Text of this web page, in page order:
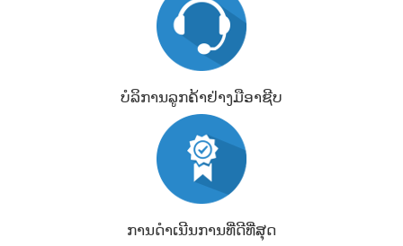
ບໍລິການລູກຄ້າຢ່າງມືອາຊີບ
ການດຳເນີນການທີ່ດີທີ່ສຸດ